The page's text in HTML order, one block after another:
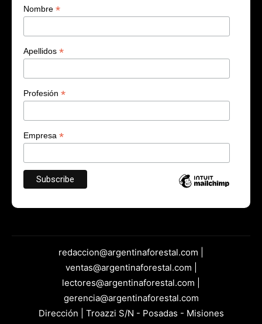
Nombre *
Apellidos *
Profesión *
Empresa *
redaccion@argentinaforestal.com |
ventas@argentinaforestal.com |
lectores@argentinaforestal.com |
gerencia@argentinaforestal.com
Dirección | Troazzi S/N - Posadas - Misiones